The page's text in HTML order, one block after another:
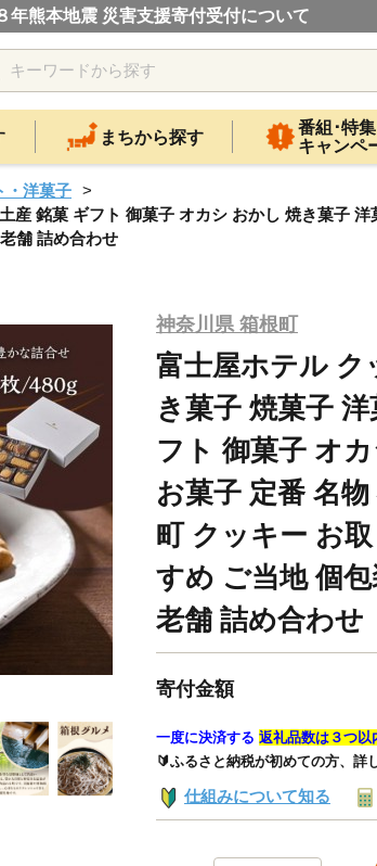
年熊本地震 災害支援寄付受付について
まちから探す
番組･特集
キャンペ
・洋菓子
銘菓 ギフト 御菓子 オカシ おかし 焼き菓子
舗 詰め合わせ
神奈川県 箱根町
富士屋ホテル ク
き菓子 焼菓子
フト 御菓子 オ
お菓子 定番 名
町 クッキー お
すめ ご当地 個
老舗 詰め合わせ
寄付金額
一度に決済する 返礼品数は３つ以
🔰ふるさと納税が初めての方、詳
仕組みについて知る